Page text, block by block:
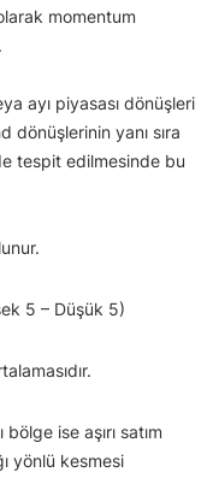
momentum
ayı piyasası dönüşleri
yanı sıra
tespit edilmesinde bu
5 – Düşük 5)
ise aşırı satım
yönlü kesmesi